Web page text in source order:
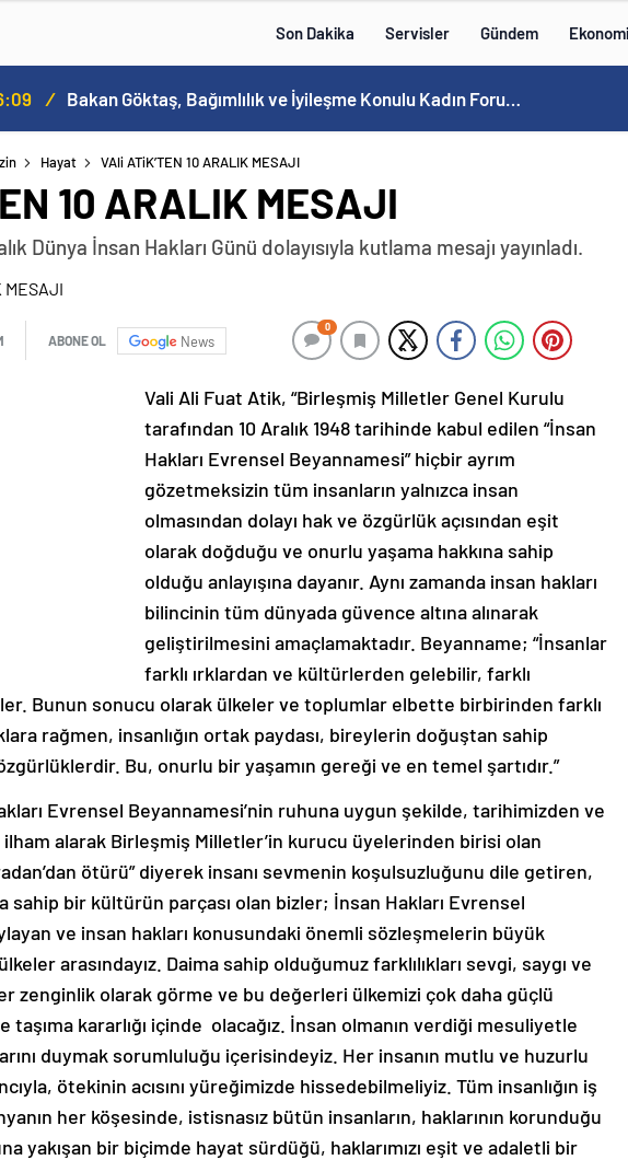
Son Dakika Servisler Gündem Ekonomi
/ Bakan Göktaş, Bağımlılık ve İyileşme Konulu Kadın Forumu’nda konuştu:
Hayat VAli ATiK’TEN 10 ARALIK MESAJI
10 ARALIK MESAJI
Dünya İnsan Hakları Günü dolayısıyla kutlama mesajı yayınladı.
ABONE OL News
0
Vali Ali Fuat Atik, “Birleşmiş Milletler Genel Kurulu
tarafından 10 Aralık 1948 tarihinde kabul edilen “İnsan
Hakları Evrensel Beyannamesi” hiçbir ayrım
gözetmeksizin tüm insanların yalnızca insan
olmasından dolayı hak ve özgürlük açısından eşit
olarak doğduğu ve onurlu yaşama hakkına sahip
olduğu anlayışına dayanır. Aynı zamanda insan hakları
bilincinin tüm dünyada güvence altına alınarak
geliştirilmesini amaçlamaktadır. Beyanname; “İnsanlar
farklı ırklardan ve kültürlerden gelebilir, farklı
Bunun sonucu olarak ülkeler ve toplumlar elbette birbirinden farklı
rağmen, insanlığın ortak paydası, bireylerin doğuştan sahip
Bu, onurlu bir yaşamın gereği ve en temel şartıdır.”
Evrensel Beyannamesi’nin ruhuna uygun şekilde, tarihimizden ve
alarak Birleşmiş Milletler’in kurucu üyelerinden birisi olan
ötürü” diyerek insanı sevmenin koşulsuzluğunu dile getiren,
sahip bir kültürün parçası olan bizler; İnsan Hakları Evrensel
ve insan hakları konusundaki önemli sözleşmelerin büyük
arasındayız. Daima sahip olduğumuz farklılıkları sevgi, saygı ve
zenginlik olarak görme ve bu değerleri ülkemizi çok daha güçlü
taşıma kararlığı içinde olacağız. İnsan olmanın verdiği mesuliyetle
duymak sorumluluğu içerisindeyiz. Her insanın mutlu ve huzurlu
ötekinin acısını yüreğimizde hissedebilmeliyiz. Tüm insanlığın iş
her köşesinde, istisnasız bütün insanların, haklarının korunduğu
yakışan bir biçimde hayat sürdüğü, haklarımızı eşit ve adaletli bir